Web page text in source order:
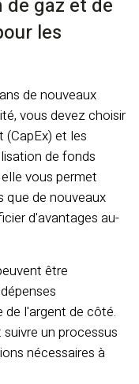
gaz et de
les
de nouveaux
vous devez choisir
(CapEx) et les
de fonds
vous permet
que de nouveaux
d'avantages au-
être
l'argent de côté.
un processus
nécessaires à